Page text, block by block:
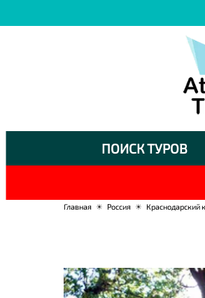
ПОИСК ТУРОВ
Главная ☀ Россия ☀ Краснодарский